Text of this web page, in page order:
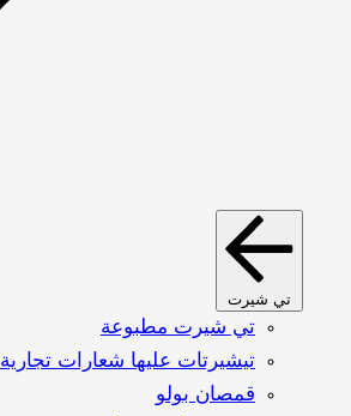
تي شيرت
تي شيرت مطبوعة
تيشيرتات عليها شعارات تجارية
قمصان بولو